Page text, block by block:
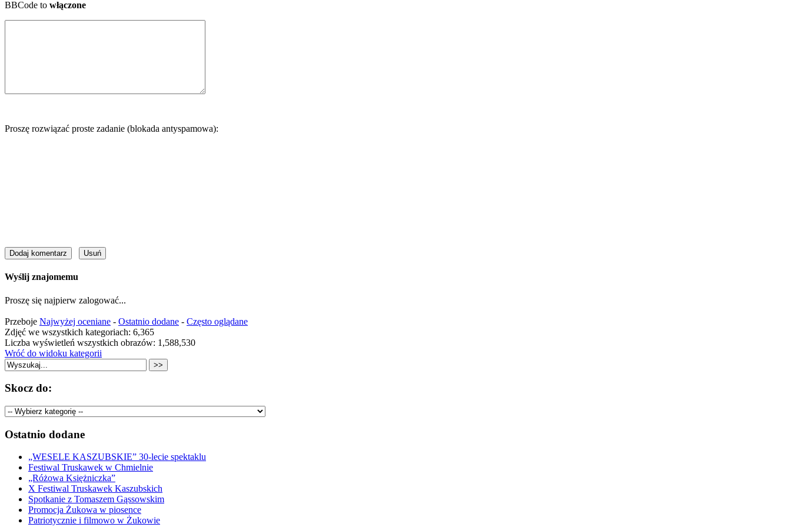
BBCode to włączone
Proszę rozwiązać proste zadanie (blokada antyspamowa):
Wyślij znajomemu
Proszę się najpierw zalogować...
Przeboje Najwyżej oceniane - Ostatnio dodane - Często oglądane
Zdjęć we wszystkich kategoriach: 6,365
Liczba wyświetleń wszystkich obrazów: 1,588,530
Wróć do widoku kategorii
Skocz do:
Ostatnio dodane
„WESELE KASZUBSKIE” 30-lecie spektaklu
Festiwal Truskawek w Chmielnie
„Różowa Księżniczka”
X Festiwal Truskawek Kaszubskich
Spotkanie z Tomaszem Gąssowskim
Promocja Żukowa w piosence
Patriotycznie i filmowo w Żukowie